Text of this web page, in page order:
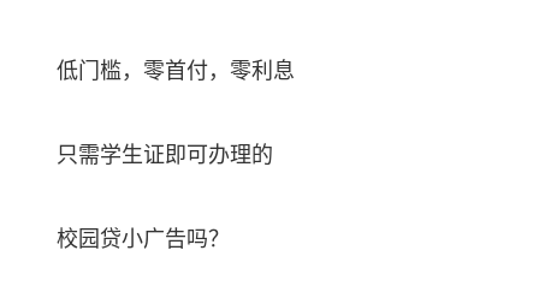
低门槛，零首付，零利息
只需学生证即可办理的
校园贷小广告吗？